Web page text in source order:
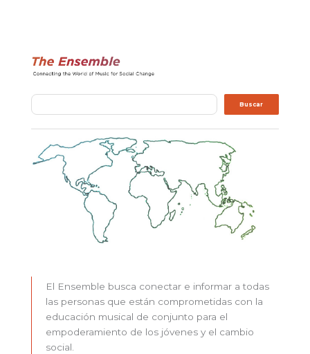
Buscar Buscar
El Ensemble busca conectar e informar a todas
las personas que están comprometidas con la
educación musical de conjunto para el
empoderamiento de los jóvenes y el cambio
social.